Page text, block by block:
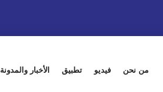
من نحن فيديو تطبيق الأخبار والمدونة